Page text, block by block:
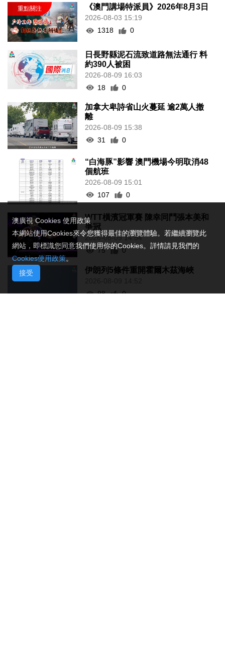
《澳門講場特派員》2026年8月3日
2026-08-03 15:19
1318
0
日長野縣泥石流致道路無法通行 料
約390人被困
2026-08-09 16:03
18
0
加拿大卑詩省山火蔓延 逾2萬人撤
離
2026-08-09 15:38
31
0
“白海豚”影響 澳門機場今明取消48
個航班
2026-08-09 15:01
107
0
WTT橫濱冠軍賽 陳幸同鬥張本美和
爭冠
2026-08-09 14:54
75
0
伊朗列5條件重開霍爾木茲海峽
98
0
澳廣視 Cookies 使用政策
本網站使用Cookies來令您獲得最佳的瀏覽體驗。若繼續瀏覽此
網站，即標識您同意我們使用你的Cookies。詳情請見我們的
Cookies使用政策。
接受